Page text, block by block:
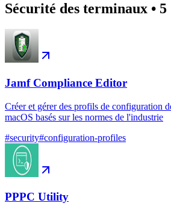
Sécurité des terminaux • 5
Jamf Compliance Editor
Créer et gérer des profils de configuration
macOS basés sur les normes de l'industrie
#security#configuration-profiles
PPPC Utility